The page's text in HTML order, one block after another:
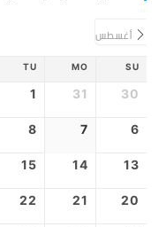
أغسطس
SU
MO
TU
30
31
1
6
7
8
13
14
15
20
21
22